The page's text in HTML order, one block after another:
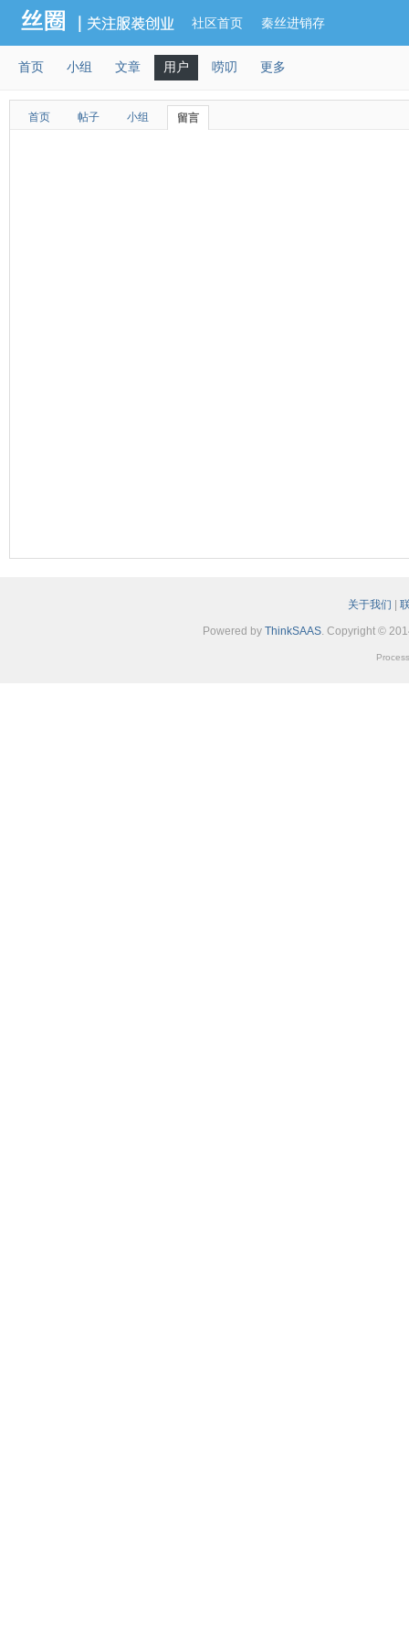
社区首页 秦丝进销存
首页 小组 文章 用户 唠叨 更多
首页 帖子 小组 留言
关于我们
Powered by ThinkSAAS. Copyright ©